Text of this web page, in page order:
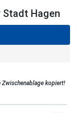
Hagen
Zwischenablage kopiert!